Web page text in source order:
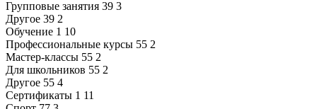
Групповые занятия 39 3
Другое 39 2
Обучение 1 10
Профессиональные курсы 55 2
Мастер-классы 55 2
Для школьников 55 2
Другое 55 4
Сертификаты 1 11